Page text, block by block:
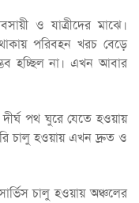
ও যাত্রীদের মাঝে।
পরিবহন খরচ বেড়ে
হচ্ছিল না। এখন আবার
পথ ঘুরে যেতে হওয়ায়
চালু হওয়ায় এখন দ্রুত ও
চালু হওয়ায় অঞ্চলের